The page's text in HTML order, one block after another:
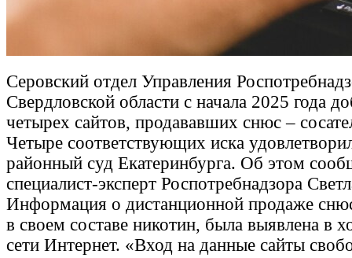
Серовский отдел Управления
Свердловской области с начала 2025 года
четырех сайтов, продававших снюс –
Четыре соответствующих иска
районный суд Екатеринбурга. Об этом
специалист-эксперт Роспотребнадзора
Информация о дистанционной продаже
в своем составе никотин, была выявлена в
сети Интернет. «Вход на данные сайты